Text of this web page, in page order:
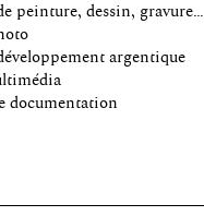
peinture, dessin, gravure…
argentique
documentation